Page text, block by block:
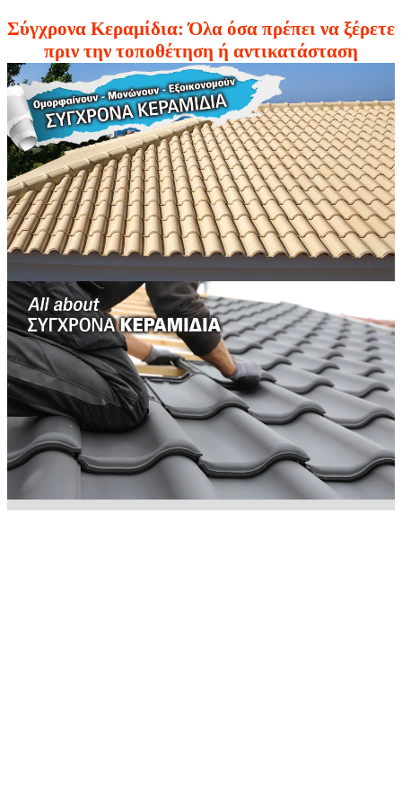
Σύγχρονα Κεραμίδια: Όλα όσα πρέπει να ξέρετε
πριν την τοποθέτηση ή αντικατάσταση